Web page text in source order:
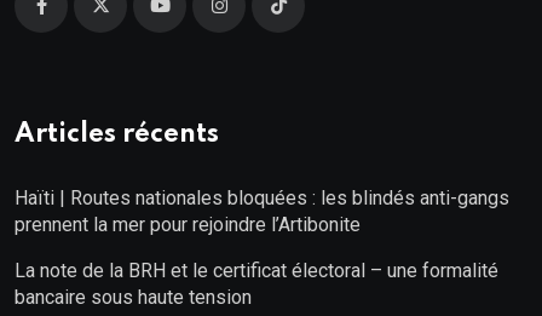
Articles récents
Haïti | Routes nationales bloquées : les blindés anti-gangs
prennent la mer pour rejoindre l’Artibonite
La note de la BRH et le certificat électoral – une formalité
bancaire sous haute tension